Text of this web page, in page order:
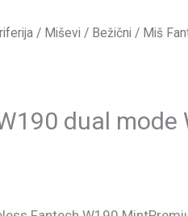
/ Miševi / Bežični / Miš
dual mode